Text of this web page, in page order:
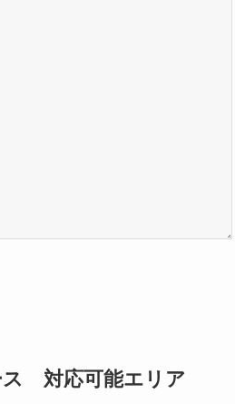
ス 対応可能エリア